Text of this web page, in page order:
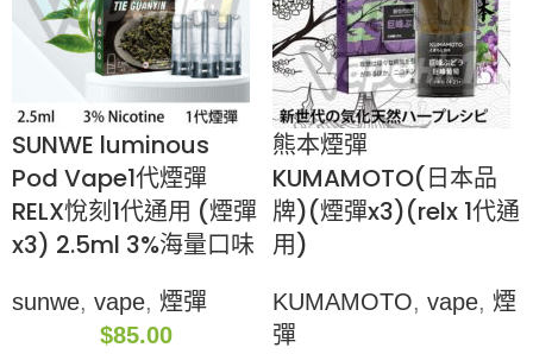
SUNWE luminous
Pod Vape1代煙彈
RELX悅刻1代通用 (煙彈
x3) 2.5ml 3%海量口味
sunwe, vape, 煙彈
$85.00
熊本煙彈
KUMAMOTO(日本品
牌)(煙彈x3)(relx 1代通
用)
KUMAMOTO, vape, 煙
彈